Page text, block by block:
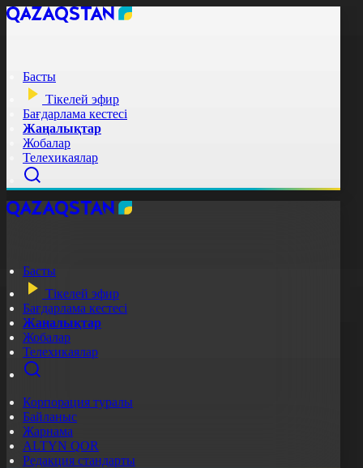
Басты
Тікелей эфир
Бағдарлама кестесі
Жаңалықтар
Жобалар
Телехикаялар
Басты
Тікелей эфир
Бағдарлама кестесі
Жаңалықтар
Жобалар
Телехикаялар
Корпорация туралы
Байланыс
Жарнама
ALTYN QOR
Редакция стандарты